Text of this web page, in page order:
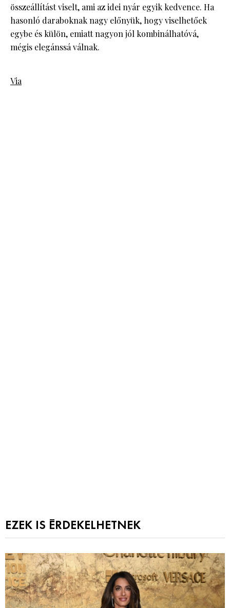
összeállítást viselt, ami az idei nyár egyik kedvence. Ha
hasonló daraboknak nagy előnyük, hogy viselhetőek
egybe és külön, emiatt nagyon jól kombinálhatóvá,
mégis elegánssá válnak.
Via
EZEK IS ÉRDEKELHETNEK